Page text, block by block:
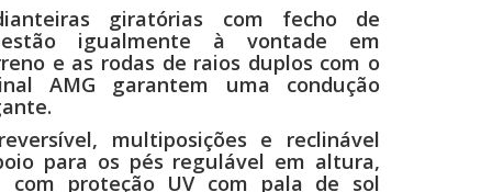
giratórias com fecho de
estão igualmente à vontade em
e as rodas de raios duplos com o
AMG garantem uma condução
multiposições e reclinável
para os pés regulável em altura,
com proteção UV com pala de sol